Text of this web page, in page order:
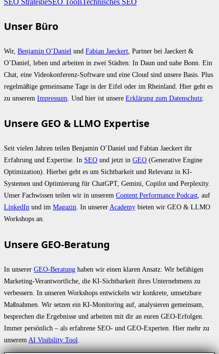
SEO StrategieSEO ToolsTechnisches SEO
Unser Büro
Wir, Benjamin O’Daniel und Fabian Jaeckert , Partner bei Jaeckert &
O’Daniel, leben und arbeiten in zwei Städten: In Daun und nahe Bonn. Ein
Chat, eine Videokonferenz-Software und eine Cloud sind unsere Basis. Plus
regelmäßige gemeinsame Tage in der Eifel oder im Rheinland. Hier geht es
zu unserem Impressum . Und hier ist unsere Erklärung zum Datenschutz
Unsere GEO & LLMO Expertise
Seit vielen Jahren teilen Benjamin O’Daniel und Fabian Jaeckert ihr
Erfahrung und Expertise. In SEO und jetzt in GEO (Generative Engine
Optimization). Hierbei geht es um Sichtbarkeit und Relevanz in KI-
Systemen und Optimierung für ChatGPT, Gemini, Copilot und Perplexity.
Unser Fachwissen teilen wir in unserem Content Performance Podcast, auf
LinkedIn und im Magazin. In unsererAcademy bieten wir GEO & LLMO
Workshops an.
Unsere GEO-Beratung
In unserer GEO-Beratung haben wir einen klaren Ansatz: Wir befähigen
Marketing-Verantwortliche, die KI-Sichtbarkeit ihres Unternehmens zu
verbessern. In unseren Workshops entwickeln wir konkrete, umsetzbare
Maßnahmen. Wir setzen ein KI-Monitoring auf, analysieren gemeinsam,
besprechen die Ergebnisse und arbeiten mit dir an euren GEO-Erfolgen.
Immer persönlich – als erfahrene SEO- und GEO-Experten. Hier mehr zu
unserem AI Visibility Tool